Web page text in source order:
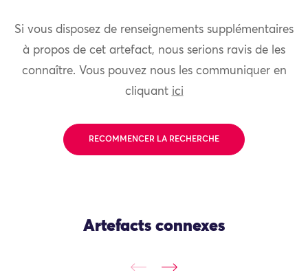
Si vous disposez de renseignements supplémentaires
à propos de cet artefact, nous serions ravis de les
connaître. Vous pouvez nous les communiquer en
cliquant ici
RECOMMENCER LA RECHERCHE
Artefacts connexes